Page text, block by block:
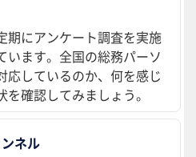
期にアンケート調査を実施
います。全国の総務パーソ
応しているのか、何を感じ
確認してみましょう。
ネル